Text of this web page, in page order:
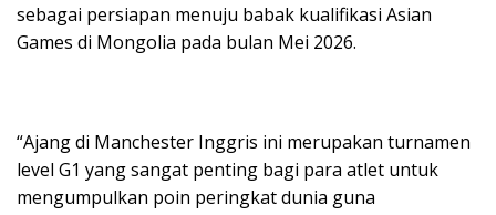
sebagai persiapan menuju babak kualifikasi Asian
Games di Mongolia pada bulan Mei 2026.
“Ajang di Manchester Inggris ini merupakan turnamen
level G1 yang sangat penting bagi para atlet untuk
mengumpulkan poin peringkat dunia guna